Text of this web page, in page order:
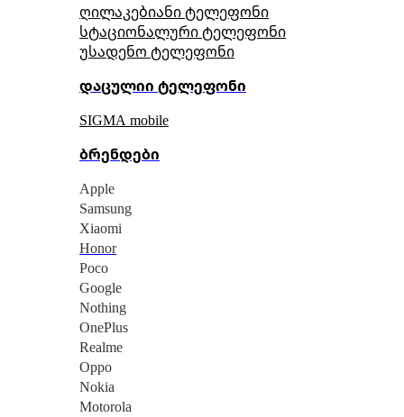
ღილაკებიანი ტელეფონი
სტაციონალური ტელეფონი
უსადენო ტელეფონი
დაცულიი ტელეფონი
SIGMA mobile
ბრენდები
Apple
Samsung
Xiaomi
Honor
Poco
Google
Nothing
OnePlus
Realme
Oppo
Nokia
Motorola